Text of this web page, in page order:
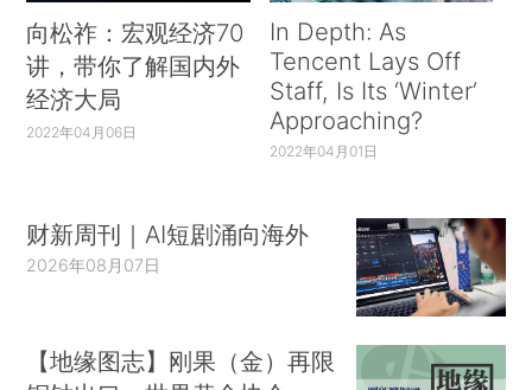
向松祚：宏观经济70
讲，带你了解国内外
经济大局
2022年04月06日
In Depth: As
Tencent Lays Off
Staff, Is Its ‘Winter’
Approaching?
2022年04月01日
财新周刊｜AI短剧涌向海外
2026年08月07日
【地缘图志】刚果（金）再限